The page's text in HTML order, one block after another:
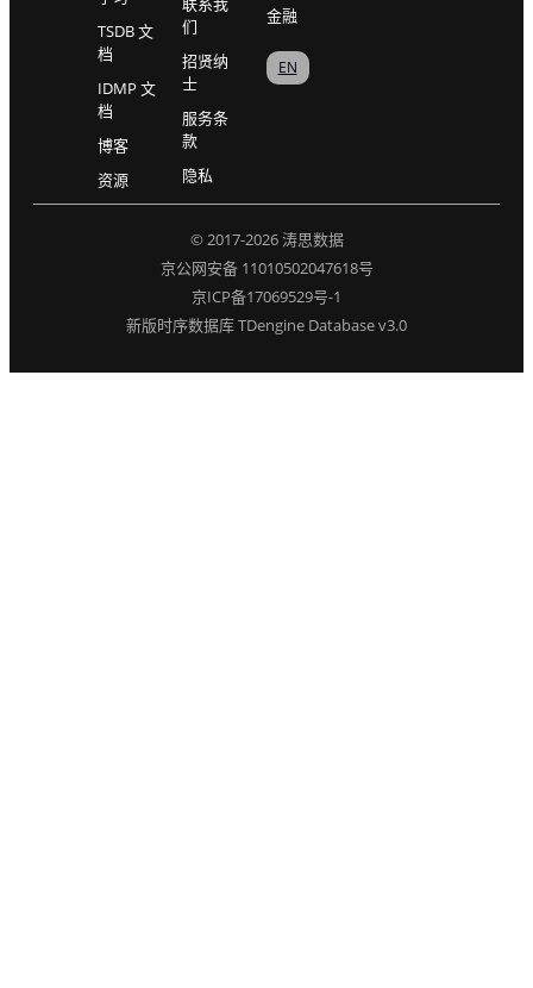
TSDB 文
档
IDMP 文
档
博客
资源
们
招贤纳
士
服务条
款
隐私
金融
EN
© 2017-2026 涛思数据
京公网安备 11010502047618号
京ICP备17069529号-1
新版时序数据库 TDengine Database v3.0